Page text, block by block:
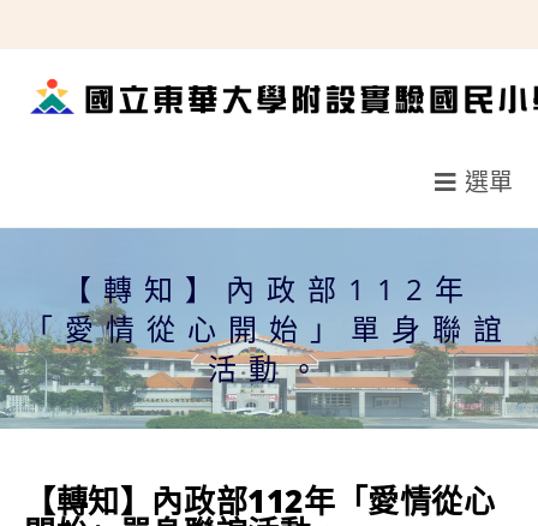
轉
選單
【轉知】內政部112年
「愛情從心開始」單身聯誼
活動。
【轉知】內政部112年「愛情從心